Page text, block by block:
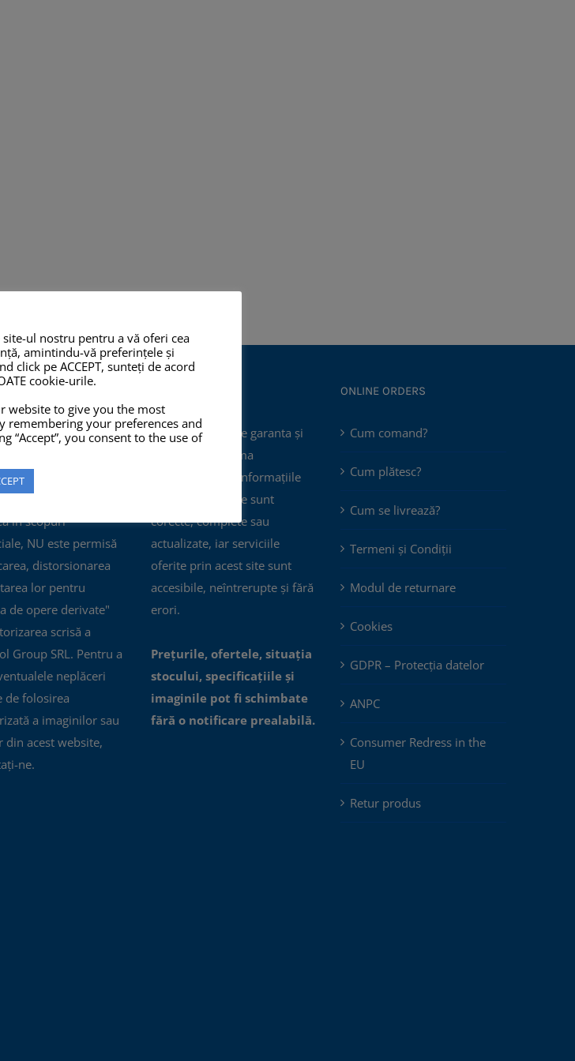
imaginile și textele din
sunt proprietate
și NU este permisă
în scopuri
NU este permisă
distorsionarea
lor pentru
de opere derivate"
scrisă a
Group SRL. Pentru a
neplăceri
de folosirea
a imaginilor sau
din acest website,
ne.
Pro-X.ro nu poate garanta și
nu își poate asuma
răspunderea că informațiile
prezentate pe site sunt
corecte, complete sau
actualizate, iar serviciile
oferite prin acest site sunt
accesibile, neîntrerupte și fără
erori.
Prețurile, ofertele, situația
stocului, specificațiile și
imaginile pot fi schimbate
fără o notificare prealabilă.
ONLINE ORDERS
Cum comand?
Cum plătesc?
Cum se livrează?
Termeni și Condiții
Modul de returnare
Cookies
GDPR – Protecția datelor
ANPC
Consumer Redress in the
EU
Retur produs
ul nostru pentru a vă oferi cea
amintindu-vă preferințele și
click pe ACCEPT, sunteți de acord
cookie-urile.
website to give you the most
remembering your preferences and
“Accept”, you consent to the use of